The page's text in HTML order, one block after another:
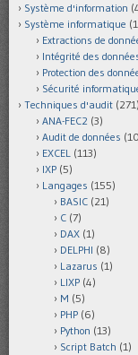
Système d'information
Système informatique
Extractions de
Intégrité des
Protection des
Sécurité
Techniques d'audit (271)
ANA-FEC2 (3)
Audit de données
EXCEL (113)
IXP (5)
Langages (155)
BASIC (21)
C (7)
DAX (1)
DELPHI (8)
Lazarus (1)
LIXP (4)
M (5)
PHP (6)
Python (13)
Script Batch (1)